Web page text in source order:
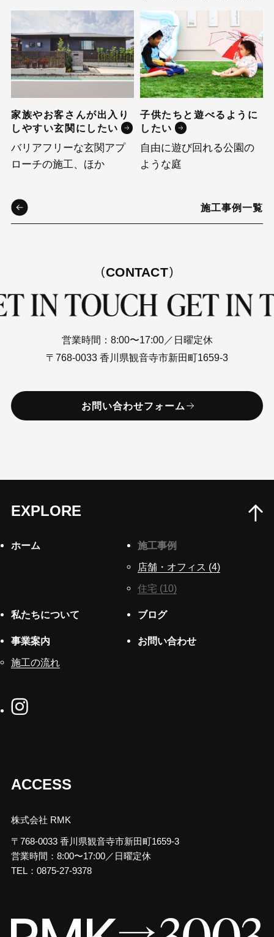
家族やお客さんが出入り
しやすい玄関にしたい
バリアフリーな玄関アプ
ローチの施工、ほか
子供たちと遊べるように
したい
自由に遊び回れる公園の
ような庭
施工事例一覧
CONTACT
営業時間：8:00〜17:00／日曜定休
〒768-0033 香川県観音寺市新田町1659-3
お問い合わせフォーム
EXPLORE
ホーム
私たちについて
事業案内
施工の流れ
施工事例
店舗・オフィス (4)
住宅 (10)
ブログ
お問い合わせ
ACCESS
株式会社 RMK
〒768-0033 香川県観音寺市新田町1659-3
営業時間：8:00〜17:00／日曜定休
TEL：0875-27-9378